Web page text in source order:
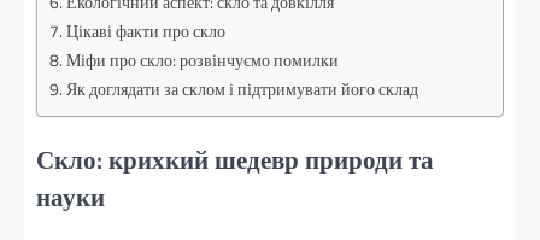
Цікаві факти про скло
Міфи про скло: розвінчуємо помилки
Як доглядати за склом і підтримувати його склад
Скло: крихкий шедевр природи та
науки